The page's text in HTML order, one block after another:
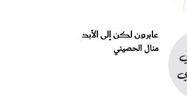
عابرون لكن إلى الأبد
منال الحصيني